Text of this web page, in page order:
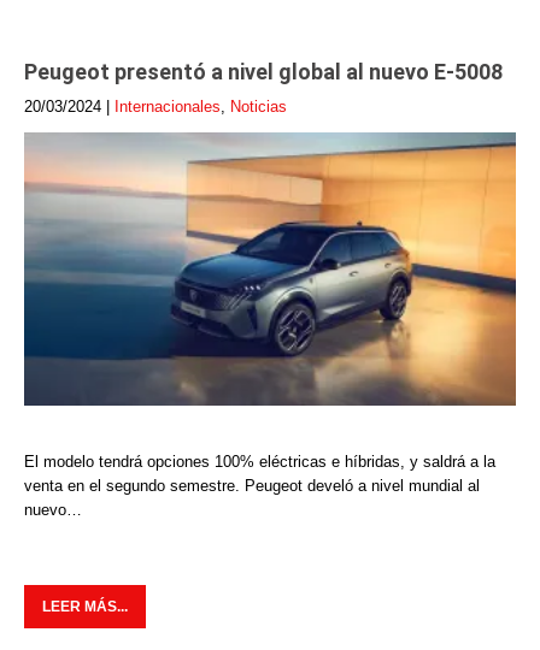
Peugeot presentó a nivel global al nuevo E-5008
20/03/2024 Internacionales, Noticias
El modelo tendrá opciones 100% eléctricas e híbridas, y saldrá a la
venta en el segundo semestre. Peugeot develó a nivel mundial al
nuevo…
LEER MÁS...